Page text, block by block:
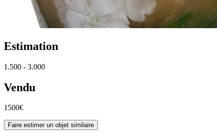
Estimation
1.500 - 3.000
Vendu
1500€
Faire estimer un objet similaire